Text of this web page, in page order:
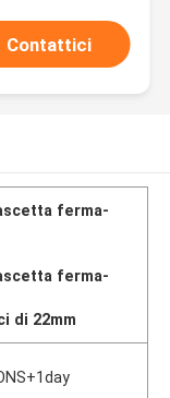
Contattici
ferma-
ferma-
di 22mm